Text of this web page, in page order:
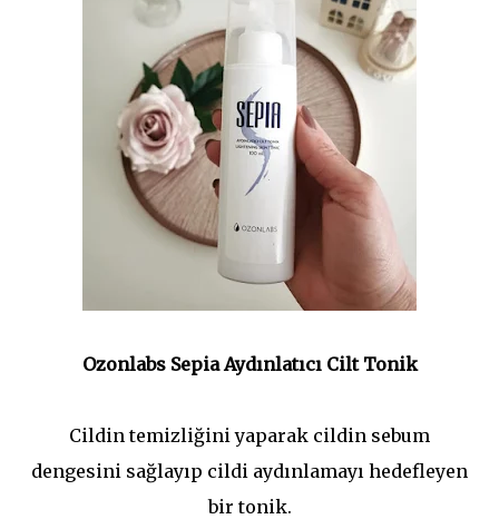
Ozonlabs Sepia Aydınlatıcı Cilt Tonik
Cildin temizliğini yaparak cildin sebum
dengesini sağlayıp cildi aydınlamayı hedefleyen
bir tonik.